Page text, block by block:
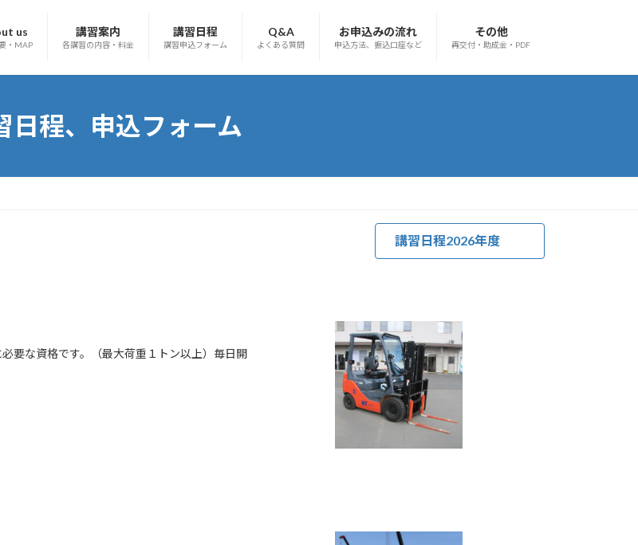
us
・MAP
講習案内
各講習の内容・料金
講習日程
講習申込フォーム
Q&A
よくある質問
お申込みの流れ
申込方法、振込口座など
その他
再交付・助成金・PDF
日程、申込フォーム
講習日程2026年度
要な資格です。（最大荷重１トン以上）毎日開